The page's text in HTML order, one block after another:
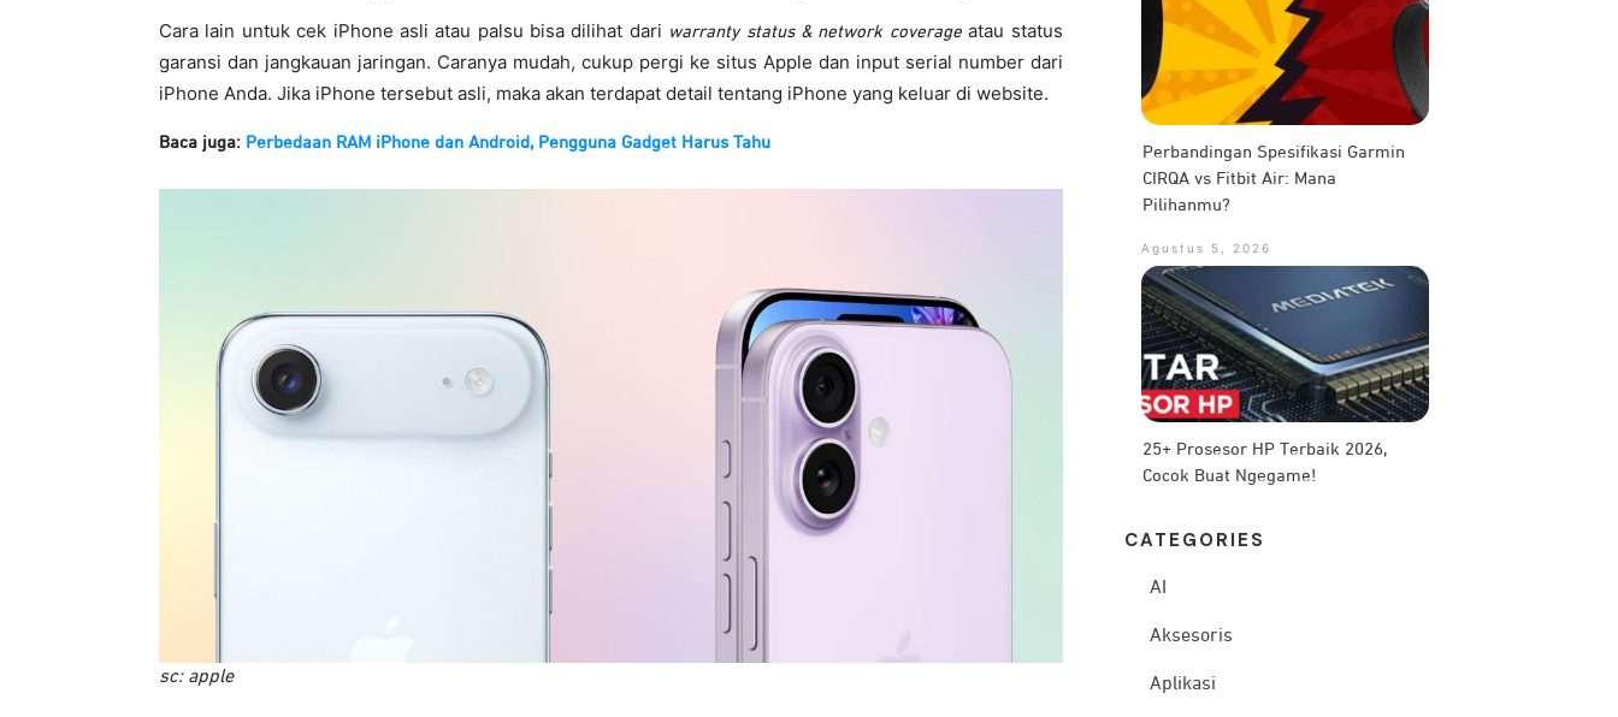
Cara lain untuk cek iPhone asli atau palsu bisa dilihat dari warranty status & network coverageatau status
garansi dan jangkauan jaringan. Caranya mudah, cukup pergi ke situs Apple dan input serial number dari
iPhone Anda. Jika iPhone tersebut asli, maka akan terdapat detail tentang iPhone yang keluar di website.
Baca juga: Perbedaan RAM iPhone dan Android, Pengguna Gadget Harus Tahu
sc: apple
Perbandingan Spesifikasi Garmin
CIRQA vs Fitbit Air: Mana
Pilihanmu?
Agustus 5, 2026
25+ Prosesor HP Terbaik 2026,
Cocok Buat Ngegame!
CATEG ORIES
AI
Aksesoris
Aplikasi